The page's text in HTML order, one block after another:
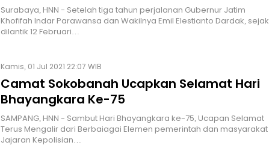
Surabaya, HNN - Setelah tiga tahun perjalanan Gubernur Jatim
Khofifah Indar Parawansa dan Wakilnya Emil Elestianto Dardak, sejak
dilantik 12 Februari…
Kamis, 01 Jul 2021 22:07 WIB
Camat Sokobanah Ucapkan Selamat Hari
Bhayangkara Ke-75
SAMPANG, HNN - Sambut Hari Bhayangkara ke-75, Ucapan Selamat
Terus Mengalir dari Berbaiagai Elemen pemerintah dan masyarakat
Jajaran Kepolisian…